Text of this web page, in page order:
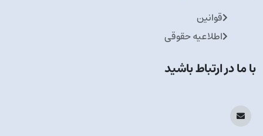
قوانین
اطلاعیه حقوقی
با ما در ارتباط باشید